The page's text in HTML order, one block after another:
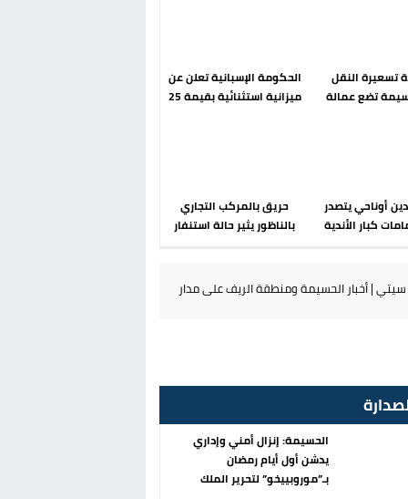
تسعيرة النقل
تضع عمالة
الحكومة الإسبانية تعلن عن
ميزانية استثنائية بقيمة 25
أوناحي يتصدر
كبار الأندية
حريق بالمركب التجاري
بالناظور يثير حالة استنفار
| أخبار الحسيمة ومنطقة الريف على مدار
الحسيمة: إنزال أمني وإداري
يدشن أول أيام رمضان
بـ”موروبييخو” لتحرير الملك